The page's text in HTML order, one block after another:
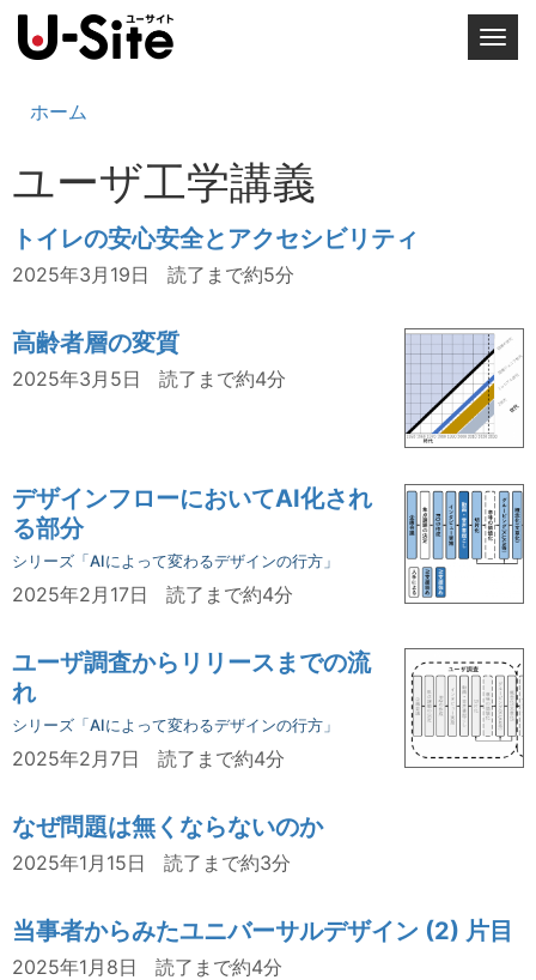
T
g
a
t
i
o
ホーム
ユーザ工学講義
トイレの安心安全とアクセシビリティ
2025年3月19日 読了まで約5分
高齢者層の変質
2025年3月5日 読了まで約4分
デザインフローにおいてAI化され
る部分
シリーズ「AIによって変わるデザインの行方」
2025年2月17日 読了まで約4分
ユーザ調査からリリースまでの流
れ
シリーズ「AIによって変わるデザインの行方」
2025年2月7日 読了まで約4分
なぜ問題は無くならないのか
2025年1月15日 読了まで約3分
当事者からみたユニバーサルデザイン (2) 片目
2025年1月8日 読了まで約4分